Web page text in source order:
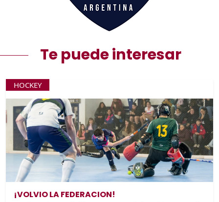
Te puede interesar
HOCKEY
¡VOLVIO LA FEDERACION!